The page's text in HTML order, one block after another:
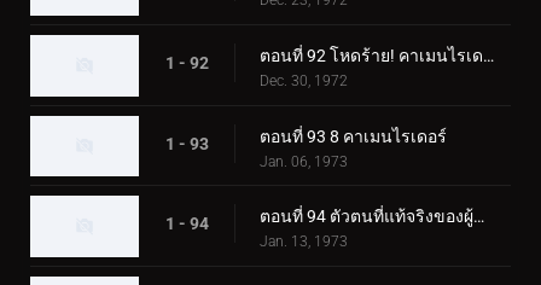
1 - 92 ตอนที่ 92 โหดร้าย! คาเมนไรเดอร์ตัวปลอม!!
Dec. 30, 1972
1 - 93 ตอนที่ 93 8 คาเมนไรเดอร์
Jan. 06, 1973
1 - 94 ตอนที่ 94 ตัวตนที่แท้จริงของผู้นำเจล-ช็อคเกอร์
Jan. 13, 1973